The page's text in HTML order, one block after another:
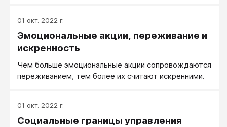
Т.е., живут в ситуации, как если бы руки не
подчинялись своим же хозяевам.
01 окт. 2022 г.
Эмоциональные акции, переживание и
искренность
Чем больше эмоциональные акции сопровождаются
переживанием, тем более их считают искренними.
01 окт. 2022 г.
Социальные границы управления